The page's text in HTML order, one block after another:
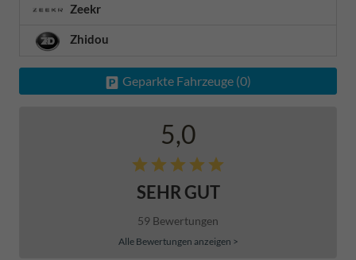
Zeekr
Zhidou
Geparkte Fahrzeuge (0)
5,0
SEHR GUT
59 Bewertungen
Alle Bewertungen anzeigen >